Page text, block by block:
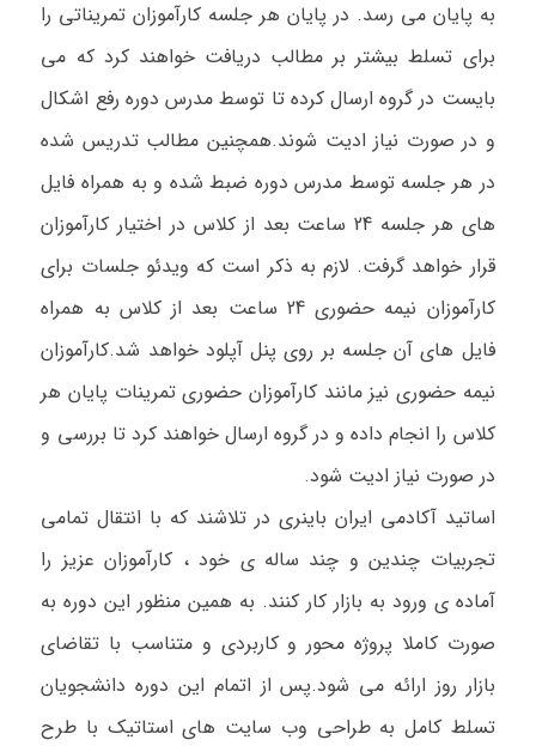
به پایان می رسد. در پایان هر جلسه کارآموزان تمریناتی را
برای تسلط بیشتر بر مطالب دریافت خواهند کرد که می
بایست در گروه ارسال کرده تا توسط مدرس دوره رفع اشکال
و در صورت نیاز ادیت شوند.همچنین مطالب تدریس شده
در هر جلسه توسط مدرس دوره ضبط شده و به همراه فایل
های هر جلسه 24 ساعت بعد از کلاس در اختیار کارآموزان
قرار خواهد گرفت. لازم به ذکر است که ویدئو جلسات برای
کارآموزان نیمه حضوری 24 ساعت بعد از کلاس به همراه
فایل های آن جلسه بر روی پنل آپلود خواهد شد.کارآموزان
نیمه حضوری نیز مانند کارآموزان حضوری تمرینات پایان هر
کلاس را انجام داده و در گروه ارسال خواهند کرد تا بررسی و
در صورت نیاز ادیت شود.
اساتید آکادمی ایران باینری در تلاشند که با انتقال تمامی
تجربیات چندین و چند ساله ی خود ، کارآموزان عزیز را
آماده ی ورود به بازار کار کنند. به همین منظور این دوره به
صورت کاملا پروژه محور و کاربردی و متناسب با تقاضای
بازار روز ارائه می شود.پس از اتمام این دوره دانشجویان
تسلط کامل به طراحی وب سایت های استاتیک با طرح